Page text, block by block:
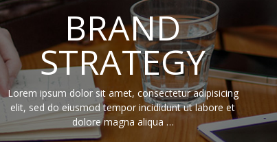
BRAND
STRATEGY
Lorem ipsum dolor sit amet, consectetur adipisicing
elit, sed do eiusmod tempor incididunt ut labore et
dolore magna aliqua …